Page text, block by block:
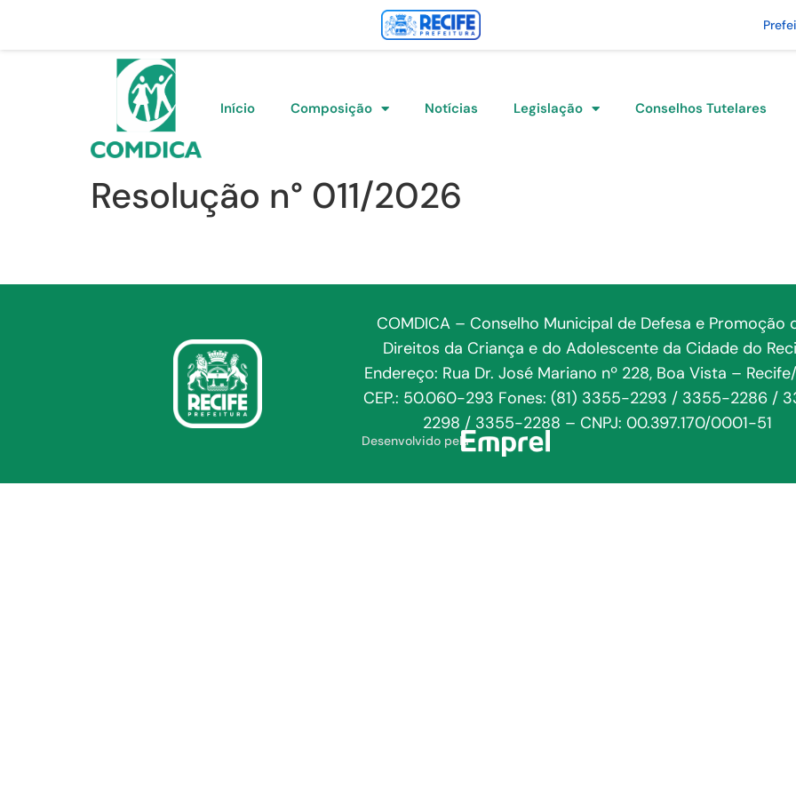
Início Composição Notícias Legislação Conselhos Tutelares
Resolução n° 011/2026
COMDICA – Conselho Municipal de Defesa e Promoção
Direitos da Criança e do Adolescente da Cidade do
Endereço: Rua Dr. José Mariano nº 228, Boa Vista –
CEP.: 50.060-293 Fones: (81) 3355-2293 / 3355-2286 /
2298 / 3355-2288 – CNPJ: 00.397.170/0001-51
Desenvolvido pela